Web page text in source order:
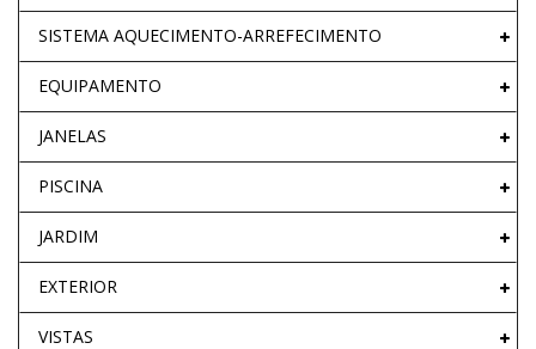
SISTEMA AQUECIMENTO-ARREFECIMENTO
EQUIPAMENTO
JANELAS
PISCINA
JARDIM
EXTERIOR
VISTAS